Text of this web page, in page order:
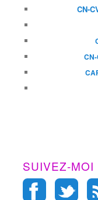
CN-
SUIVEZ-MOI